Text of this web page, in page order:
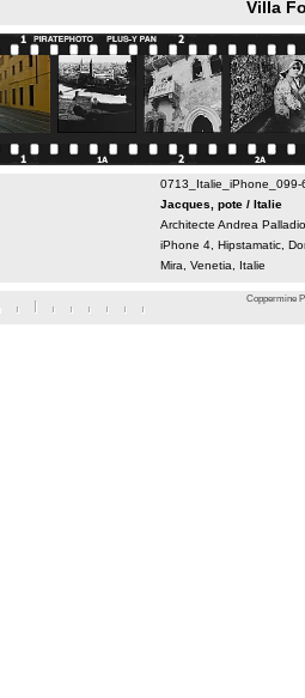
Villa
Jacques, pote / Italie
Architecte Andrea
iPhone 4, Hipstamatic,
Mira, Venetia, Italie
Coppermine